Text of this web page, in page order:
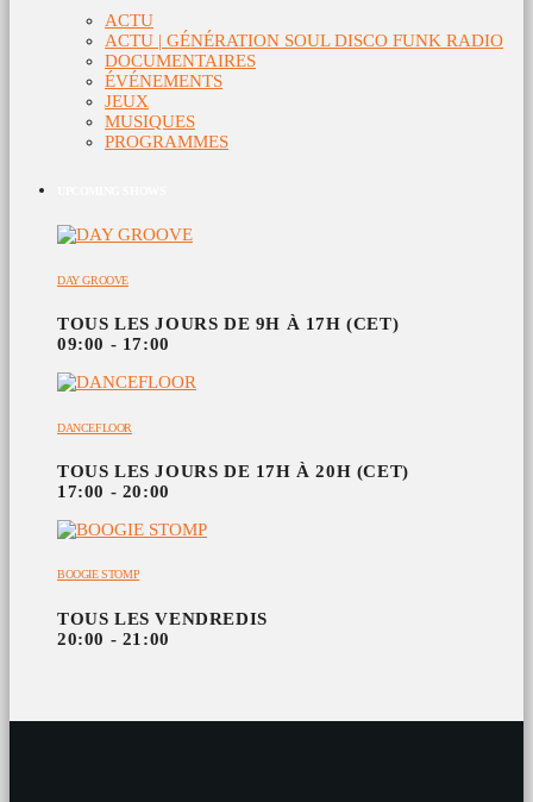
ACTU
ACTU | GÉNÉRATION SOUL DISCO FUNK RADIO
DOCUMENTAIRES
ÉVÉNEMENTS
JEUX
MUSIQUES
PROGRAMMES
DAY GROOVE
TOUS LES JOURS DE 9H À 17H (CET)
09:00 - 17:00
DANCEFLOOR
TOUS LES JOURS DE 17H À 20H (CET)
17:00 - 20:00
BOOGIE STOMP
TOUS LES VENDREDIS
20:00 - 21:00